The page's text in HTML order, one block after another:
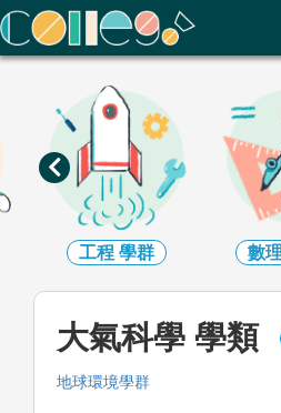
ColleGo! 大學選才與高中育才輔助系統
工程 學群 數
大氣科學 學類
地球環境學群